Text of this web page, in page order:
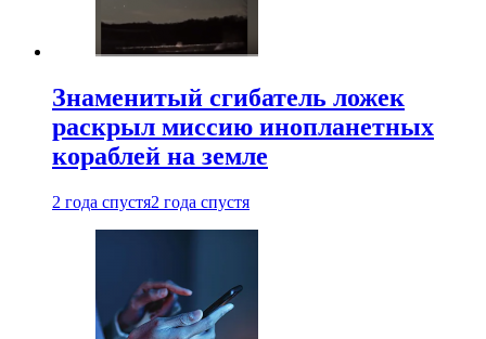
Знаменитый сгибатель ложек
раскрыл миссию инопланетных
кораблей на земле
2 года спустя2 года спустя